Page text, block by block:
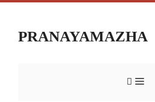
PRANAYAMAZHA